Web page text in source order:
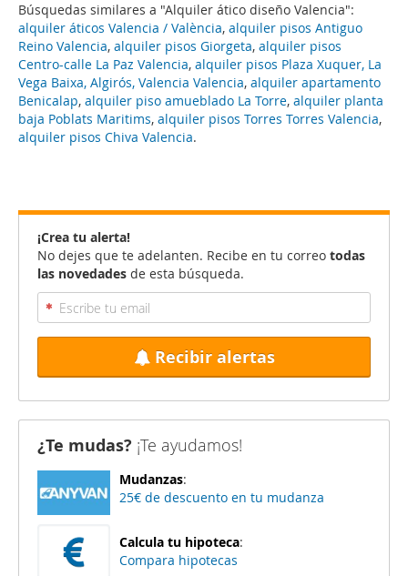
Búsquedas similares a "Alquiler ático diseño Valencia":
alquiler áticos Valencia / València, alquiler pisos Antiguo
Reino Valencia, alquiler pisos Giorgeta, alquiler pisos
Centro-calle La Paz Valencia, alquiler pisos Plaza Xuquer, La
Vega Baixa, Algirós, Valencia Valencia, alquiler apartamento
Benicalap, alquiler piso amueblado La Torre, alquiler planta
baja Poblats Maritims, alquiler pisos Torres Torres Valencia,
alquiler pisos Chiva Valencia.
¡Crea tu alerta!
No dejes que te adelanten. Recibe en tu correo todas
las novedades de esta búsqueda.
Recibir alertas
¿Te mudas? ¡Te ayudamos!
Mudanzas:
25€ de descuento en tu mudanza
Calcula tu hipoteca:
Compara hipotecas